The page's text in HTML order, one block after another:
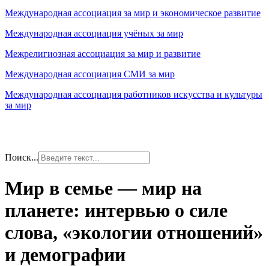
Международная ассоциация за мир и экономическое развитие
Международная ассоциация учёных за мир
Межрелигиозная ассоциация за мир и развитие
Международная ассоциация СМИ за мир
Международная ассоциация работников искусства и культуры
за мир
Поиск...
Мир в семье — мир на
планете: интервью о силе
слова, «экологии отношений»
и демографии